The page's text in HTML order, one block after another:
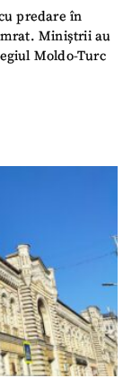
predare în
Miniștrii au
Moldo-Turc